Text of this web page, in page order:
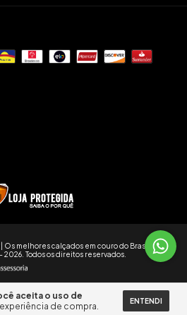
aceita o uso de
experiência de compra. ENTENDI
Os melhores calçados em couro do Brasil -
Todos os direitos reservados.